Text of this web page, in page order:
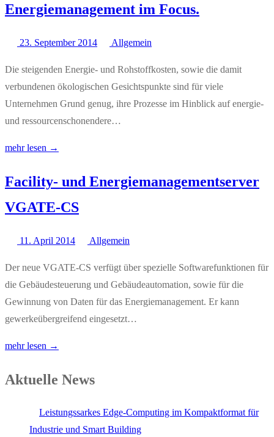
Energiemanagement im Focus.
23. September 2014 Allgemein
Die steigenden Energie- und Rohstoffkosten, sowie die damit
verbundenen ökologischen Gesichtspunkte sind für viele
Unternehmen Grund genug, ihre Prozesse im Hinblick auf energie-
und ressourcenschonendere…
mehr lesen →
Facility- und Energiemanagementserver
VGATE-CS
11. April 2014 Allgemein
Der neue VGATE-CS verfügt über spezielle Softwarefunktionen für
die Gebäudesteuerung und Gebäudeautomation, sowie für die
Gewinnung von Daten für das Energiemanagement. Er kann
gewerkeübergreifend eingesetzt…
mehr lesen →
Aktuelle News
Leistungssarkes Edge-Computing im Kompaktformat für
Industrie und Smart Building